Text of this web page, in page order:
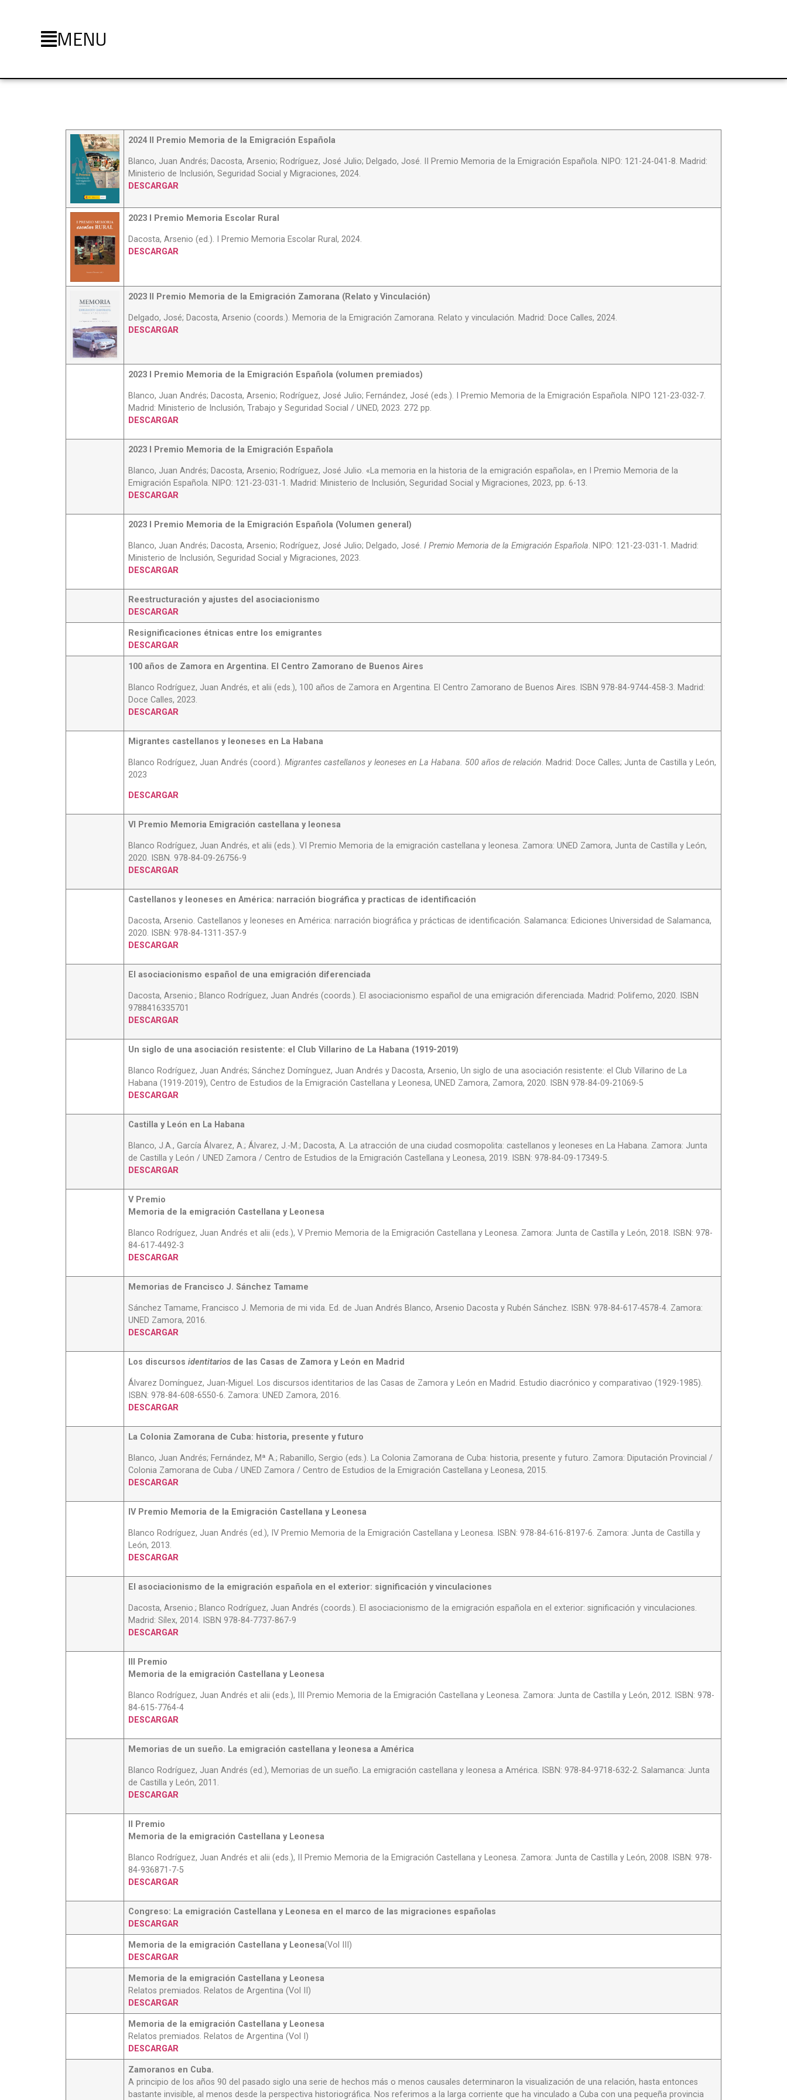
MENU
Publicaciones
2024 II Premio Memoria de la Emigración Española
Blanco, Juan Andrés; Dacosta, Arsenio; Rodríguez, José Julio; Delgado, José. II Premio Memoria de la Emigración Española. NIPO: 121-24-041-8. Madrid:
Ministerio de Inclusión, Seguridad Social y Migraciones, 2024.
DESCARGAR
2023 I Premio Memoria Escolar Rural
Dacosta, Arsenio (ed.). I Premio Memoria Escolar Rural, 2024.
DESCARGAR
2023 II Premio Memoria de la Emigración Zamorana (Relato y Vinculación)
Delgado, José; Dacosta, Arsenio (coords.). Memoria de la Emigración Zamorana. Relato y vinculación. Madrid: Doce Calles, 2024.
DESCARGAR
2023 I Premio Memoria de la Emigración Española (volumen premiados)
Blanco, Juan Andrés; Dacosta, Arsenio; Rodríguez, José Julio; Fernández, José (eds.). I Premio Memoria de la Emigración Española. NIPO 121-23-032-7.
Madrid: Ministerio de Inclusión, Trabajo y Seguridad Social / UNED, 2023. 272 pp.
DESCARGAR
2023 I Premio Memoria de la Emigración Española
Blanco, Juan Andrés; Dacosta, Arsenio; Rodríguez, José Julio. «La memoria en la historia de la emigración española», en I Premio Memoria de la
Emigración Española. NIPO: 121-23-031-1. Madrid: Ministerio de Inclusión, Seguridad Social y Migraciones, 2023, pp. 6-13.
DESCARGAR
2023 I Premio Memoria de la Emigración Española (Volumen general)
Blanco, Juan Andrés; Dacosta, Arsenio; Rodríguez, José Julio; Delgado, José.I Premio Memoria de la Emigración Española. NIPO: 121-23-031-1. Madrid:
Ministerio de Inclusión, Seguridad Social y Migraciones, 2023.
DESCARGAR
Reestructuración y ajustes del asociacionismo
DESCARGAR
Resignificaciones étnicas entre los emigrantes
DESCARGAR
100 años de Zamora en Argentina. El Centro Zamorano de Buenos Aires
Blanco Rodríguez, Juan Andrés, et alii (eds.), 100 años de Zamora en Argentina. El Centro Zamorano de Buenos Aires. ISBN 978-84-9744-458-3. Madrid:
Doce Calles, 2023.
DESCARGAR
Migrantes castellanos y leoneses en La Habana
Blanco Rodríguez, Juan Andrés (coord.).Migrantes castellanos y leoneses en La Habana. 500 años de relación. Madrid: Doce Calles; Junta de Castilla y León,
2023
DESCARGAR
VI Premio Memoria Emigración castellana y leonesa
Blanco Rodríguez, Juan Andrés, et alii (eds.). VI Premio Memoria de la emigración castellana y leonesa. Zamora: UNED Zamora, Junta de Castilla y León,
2020. ISBN. 978-84-09-26756-9
DESCARGAR
Castellanos y leoneses en América: narración biográfica y practicas de identificación
Dacosta, Arsenio. Castellanos y leoneses en América: narración biográfica y prácticas de identificación. Salamanca: Ediciones Universidad de Salamanca,
2020. ISBN: 978-84-1311-357-9
DESCARGAR
El asociacionismo español de una emigración diferenciada
Dacosta, Arsenio.; Blanco Rodríguez, Juan Andrés (coords.). El asociacionismo español de una emigración diferenciada. Madrid: Polifemo, 2020. ISBN
9788416335701
DESCARGAR
Un siglo de una asociación resistente: el Club Villarino de La Habana (1919-2019)
Blanco Rodríguez, Juan Andrés; Sánchez Domínguez, Juan Andrés y Dacosta, Arsenio, Un siglo de una asociación resistente: el Club Villarino de La
Habana (1919-2019), Centro de Estudios de la Emigración Castellana y Leonesa, UNED Zamora, Zamora, 2020. ISBN 978-84-09-21069-5
DESCARGAR
Castilla y León en La Habana
Blanco, J.A., García Álvarez, A.; Álvarez, J.-M.; Dacosta, A. La atracción de una ciudad cosmopolita: castellanos y leoneses en La Habana. Zamora: Junta
de Castilla y León / UNED Zamora / Centro de Estudios de la Emigración Castellana y Leonesa, 2019. ISBN: 978-84-09-17349-5.
DESCARGAR
V Premio
Memoria de la emigración Castellana y Leonesa
Blanco Rodríguez, Juan Andrés et alii (eds.), V Premio Memoria de la Emigración Castellana y Leonesa. Zamora: Junta de Castilla y León, 2018. ISBN: 978-
84-617-4492-3
DESCARGAR
Memorias de Francisco J. Sánchez Tamame
Sánchez Tamame, Francisco J. Memoria de mi vida. Ed. de Juan Andrés Blanco, Arsenio Dacosta y Rubén Sánchez. ISBN: 978-84-617-4578-4. Zamora:
UNED Zamora, 2016.
DESCARGAR
Los discursosidentitarios de las Casas de Zamora y León en Madrid
Álvarez Domínguez, Juan-Miguel. Los discursos identitarios de las Casas de Zamora y León en Madrid. Estudio diacrónico y comparativao (1929-1985).
ISBN: 978-84-608-6550-6. Zamora: UNED Zamora, 2016.
DESCARGAR
La Colonia Zamorana de Cuba: historia, presente y futuro
Blanco, Juan Andrés; Fernández, Mª A.; Rabanillo, Sergio (eds.). La Colonia Zamorana de Cuba: historia, presente y futuro. Zamora: Diputación Provincial /
Colonia Zamorana de Cuba / UNED Zamora / Centro de Estudios de la Emigración Castellana y Leonesa, 2015.
DESCARGAR
IV Premio Memoria de la Emigración Castellana y Leonesa
Blanco Rodríguez, Juan Andrés (ed.), IV Premio Memoria de la Emigración Castellana y Leonesa. ISBN: 978-84-616-8197-6. Zamora: Junta de Castilla y
León, 2013.
DESCARGAR
El asociacionismo de la emigración española en el exterior: significación y vinculaciones
Dacosta, Arsenio.; Blanco Rodríguez, Juan Andrés (coords.). El asociacionismo de la emigración española en el exterior: significación y vinculaciones.
Madrid: Sílex, 2014. ISBN 978-84-7737-867-9
DESCARGAR
III Premio
Memoria de la emigración Castellana y Leonesa
Blanco Rodríguez, Juan Andrés et alii (eds.), III Premio Memoria de la Emigración Castellana y Leonesa. Zamora: Junta de Castilla y León, 2012. ISBN: 978-
84-615-7764-4
DESCARGAR
Memorias de un sueño. La emigración castellana y leonesa a América
Blanco Rodríguez, Juan Andrés (ed.), Memorias de un sueño. La emigración castellana y leonesa a América. ISBN: 978-84-9718-632-2. Salamanca: Junta
de Castilla y León, 2011.
DESCARGAR
II Premio
Memoria de la emigración Castellana y Leonesa
Blanco Rodríguez, Juan Andrés et alii (eds.), II Premio Memoria de la Emigración Castellana y Leonesa. Zamora: Junta de Castilla y León, 2008. ISBN: 978-
84-936871-7-5
DESCARGAR
Congreso: La emigración Castellana y Leonesa en el marco de las migraciones españolas
DESCARGAR
Memoria de la emigración Castellana y Leonesa(Vol III)
DESCARGAR
Memoria de la emigración Castellana y Leonesa
Relatos premiados. Relatos de Argentina (Vol II)
DESCARGAR
Memoria de la emigración Castellana y Leonesa
Relatos premiados. Relatos de Argentina (Vol I)
DESCARGAR
Zamoranos en Cuba.
A principio de los años 90 del pasado siglo una serie de hechos más o menos causales determinaron la visualización de una relación, hasta entonces
bastante invisible, al menos desde la perspectiva historiográfica. Nos referimos a la larga corriente que ha vinculado a Cuba con una pequeña provincia